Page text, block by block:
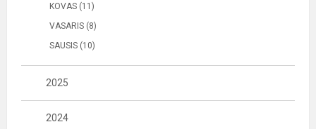
KOVAS (11)
VASARIS (8)
SAUSIS (10)
2025
2024